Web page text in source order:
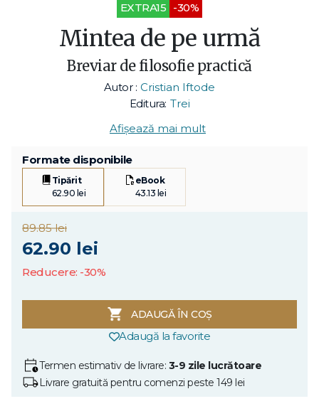
EXTRA15 -30%
Mintea de pe urmă
Breviar de filosofie practică
Autor : Cristian Iftode
Editura: Trei
Afișează mai mult
Formate disponibile
Tipărit
62.90 lei
eBook
43.13 lei
89.85 lei
62.90 lei
Reducere: -30%
ADAUGĂ ÎN COȘ
Adaugă la favorite
Termen estimativ de livrare: 3-9 zile lucrătoare
Livrare gratuită pentru comenzi peste 149 lei